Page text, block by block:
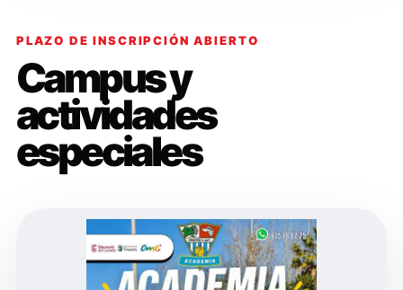
PLAZO DE INSCRIPCIÓN ABIERTO
Campus y
actividades
especiales